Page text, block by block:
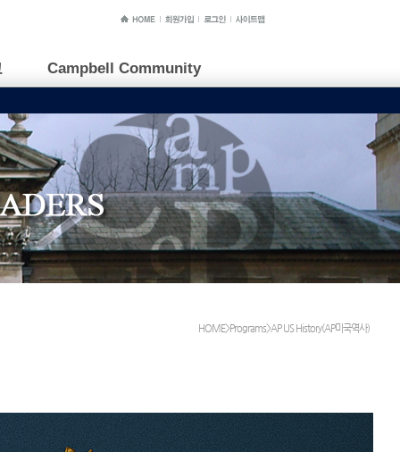
Campbell Community
HOME>Programs>AP US History(AP미국역사)